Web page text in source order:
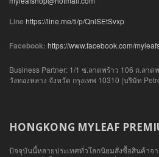
Line https://line.me/ti/p/QnlSEtSvxp
Facebook: https://www.facebook.com/
Business Partner: 1/1 ซ.ลาดพร้าว 106 ถ.ลา
วังทองหลาง จังหวัด กรุงเทพ 10310 (บริษัท
HONGKONG MYLEAF
ปัจจุบันนี้หลายประเทศทั่วโลกนิยมสั่งซื้อสินค้าจ